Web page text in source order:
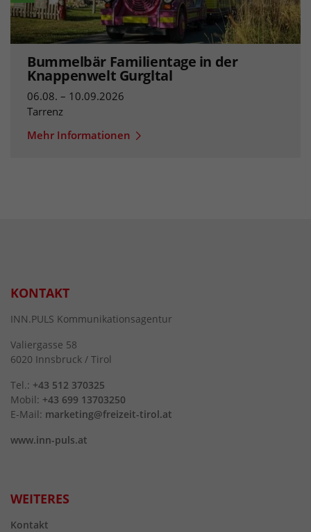
Bummelbär Familientage in der
Knappenwelt Gurgltal
06.08. – 10.09.2026
Tarrenz
Mehr Informationen
KONTAKT
INN.PULS Kommunikationsagentur
Valiergasse 58
6020 Innsbruck / Tirol
Tel.: +43 512 370325
Mobil: +43 699 13703250
E-Mail: marketing@freizeit-tirol.at
www.inn-puls.at
WEITERES
Kontakt